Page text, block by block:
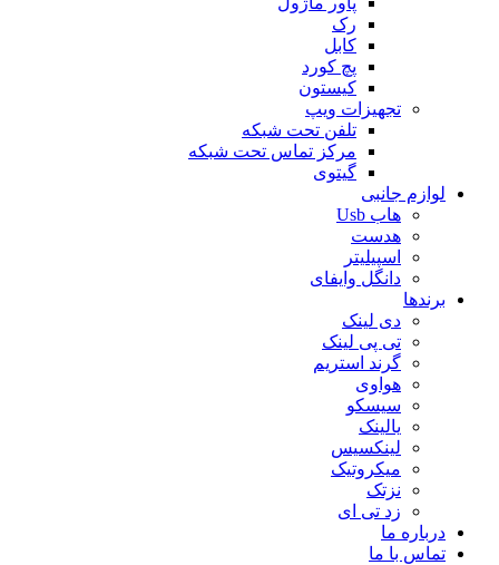
رک
کابل
پچ کورد
کیستون
تجهیزات ویپ
تلفن تحت شبکه
مرکز تماس تحت شبکه
گیتوی
لوازم جانبی
هاب Usb
هدست
اسپیلیتر
دانگل وایفای
برندها
دی لینک
تی پی لینک
گرند استریم
هواوی
سیسکو
یالینک
لینکسیس
میکروتیک
نزتک
زد تی ای
درباره ما
تماس با ما